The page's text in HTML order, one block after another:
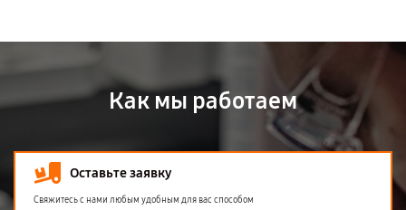
Как мы работаем
Оставьте заявку
Свяжитесь с нами любым удобным для вас способом